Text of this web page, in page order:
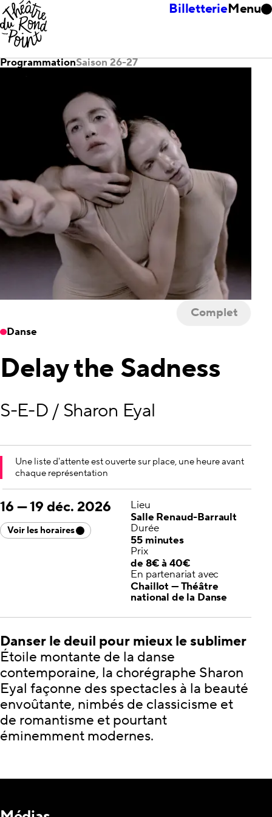
BilletterieMenu
ProgrammationSaison 26-27
Danse
Complet
Delay the Sadness
S-E-D / Sharon Eyal
Une liste d'attente est ouverte sur place, une heure avant
chaque représentation
16 —19 déc. 2026
Voir les horaires
Lieu
Salle Renaud-Barrault
Durée
55 minutes
Prix
de 8€ à 40€
En partenariat avec
Chaillot — Théâtre
national de la Danse
Danser le deuil pour mieux le sublimer
Étoile montante de la danse
contemporaine, la chorégraphe Sharon
Eyal façonne des spectacles à la beauté
envoûtante, nimbés de classicisme et
de romantisme et pourtant
éminemment modernes.